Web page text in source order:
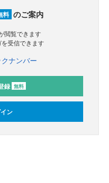
料 のご案内
閲覧できます
を受信できます
ナンバー
録 無料
ン